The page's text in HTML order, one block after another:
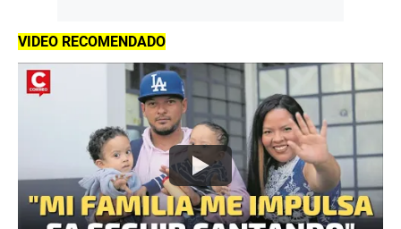
VIDEO RECOMENDADO